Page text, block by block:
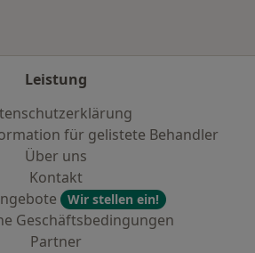
Leistung
für gelistete Behandler
Über uns
Kontakt
Wir stellen ein!
Geschäftsbedingungen
Partner